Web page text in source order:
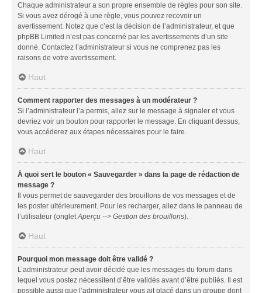
Chaque administrateur a son propre ensemble de règles pour son site.
Si vous avez dérogé à une règle, vous pouvez recevoir un
avertissement. Notez que c’est la décision de l’administrateur, et que
phpBB Limited n’est pas concerné par les avertissements d’un site
donné. Contactez l’administrateur si vous ne comprenez pas les
raisons de votre avertissement.
Haut
Comment rapporter des messages à un modérateur ?
Si l’administrateur l’a permis, allez sur le message à signaler et vous
devriez voir un bouton pour rapporter le message. En cliquant dessus,
vous accéderez aux étapes nécessaires pour le faire.
Haut
À quoi sert le bouton « Sauvegarder » dans la page de rédaction de
message ?
Il vous permet de sauvegarder des brouillons de vos messages et de
les poster ultérieurement. Pour les recharger, allez dans le panneau de
l’utilisateur (ongletAperçu --> Gestion des brouillons).
Haut
Pourquoi mon message doit être validé ?
L’administrateur peut avoir décidé que les messages du forum dans
lequel vous postez nécessitent d’être validés avant d’être publiés. Il est
possible aussi que l’administrateur vous ait placé dans un groupe dont